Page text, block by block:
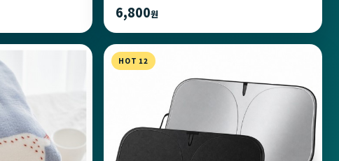
6,800원
HOT 12